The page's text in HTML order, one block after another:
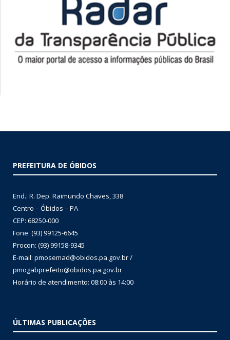
PREFEITURA DE ÓBIDOS
End.: R. Dep. Raimundo Chaves, 338
Centro – Óbidos – PA
CEP: 68250-000
Fone: (93) 99125-6645
Procon: (93) 99158-9345
E-mail: pmosemad@obidos.pa.gov.br /
pmogabprefeito@obidos.pa.gov.br
Horário de atendimento: 08:00 às 14:00
ÚLTIMAS PUBLICAÇÕES